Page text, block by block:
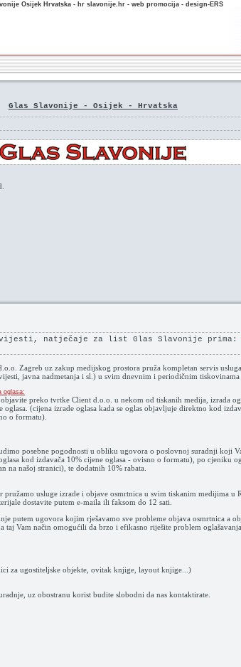
Osijek Hrvatska - hr slavonije.hr - web promocija - design-ERS
Glas Slavonije - Osijek - Hrvatska
natječaje za list Glas Slavonije prima:
Zagreb uz zakup medijskog prostora pruža kompletan servis
javna nadmetanja i sl.) u svim dnevnim i periodičnim tiskovinama
oglasa:
preko tvrtke Client d.o.o. u nekom od tiskanih medija, izrada
oglasa. (cijena izrade oglasa kada se oglas objavljuje direktno kod
o formatu).
posebne pogodnosti u obliku ugovora o poslovnoj suradnji koji
kod izdavača 10% cijene oglasa - ovisno o formatu), po cjeniku
na našoj stranici), te dodatnih 10% rabata.
pružamo usluge izrade i objave osmrtnica u svim tiskanim medijima u
dostavite putem e-maila ili faksom do 12 sati.
putem ugovora kojim rješavamo sve probleme objava osmrtnica a
Vam način omogućili da brzo i efikasno riješite problem
za ugostiteljske objekte, ovitak knjige, layout knjige...)
uz obostranu korist budite slobodni da nas kontaktirate.